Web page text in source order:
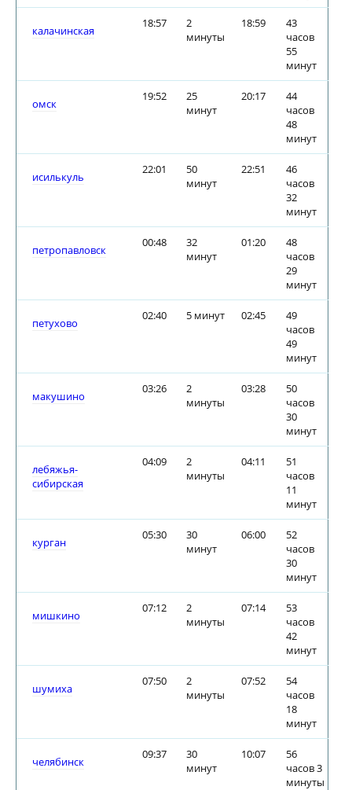
калачинская
18:57
2
минуты
18:59
43
часов
55
минут
омск
19:52
25
минут
20:17
44
часов
48
минут
исилькуль
22:01
50
минут
22:51
46
часов
32
минут
петропавловск
00:48
32
минут
01:20
48
часов
29
минут
петухово
02:40 5 минут 02:45
49
часов
49
минут
макушино
03:26
2
минуты
03:28
50
часов
30
минут
лебяжья-
сибирская
04:09
2
минуты
04:11
51
часов
11
минут
курган
05:30
30
минут
06:00
52
часов
30
минут
мишкино
07:12
2
минуты
07:14
53
часов
42
минут
шумиха
07:50
2
минуты
07:52
54
часов
18
минут
челябинск
09:37
30
минут
10:07
56
часов 3
минуты